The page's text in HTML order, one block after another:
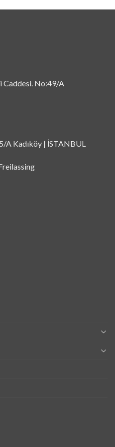
Caddesi. No:49/A
A Kadıköy | İSTANBUL